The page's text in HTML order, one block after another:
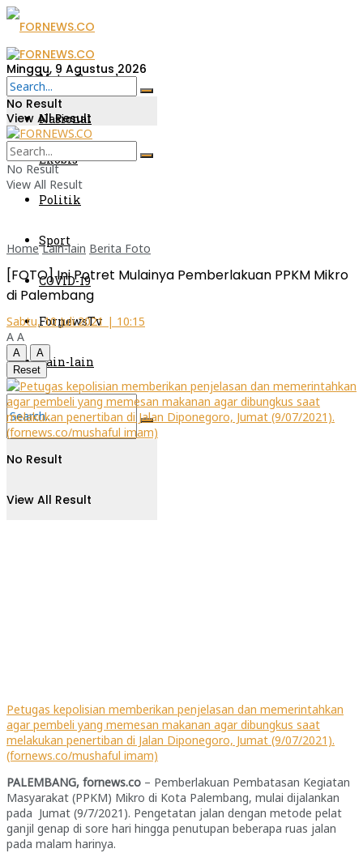
Metro Sumsel
Nasional
Ekobis
Politik
Sport
COVID-19
FornewsTv
Lain-lain
No Result
View All Result
Minggu, 9 Agustus 2026
No Result
View All Result
No Result
View All Result
Home Lain-lain Berita Foto
[FOTO] Ini Potret Mulainya Pemberlakuan PPKM Mikro
di Palembang
Sabtu, 10 Juli 2021 | 10:15
A A
A
A
Reset
Petugas kepolisian memberikan penjelasan dan memerintahkan
agar pembeli yang memesan makanan agar dibungkus saat
melakukan penertiban di Jalan Diponegoro, Jumat (9/07/2021).
(fornews.co/mushaful imam)
PALEMBANG, fornews.co – Pemberlakuan Pembatasan Kegiatan
Masyarakat (PPKM) Mikro di Kota Palembang, mulai dijalankan
pada Jumat (9/7/2021). Pengetatan jalan dengan metode pelat
ganjil genap di sore hari hingga penutupan beberapa ruas jalan
pada malam harinya.